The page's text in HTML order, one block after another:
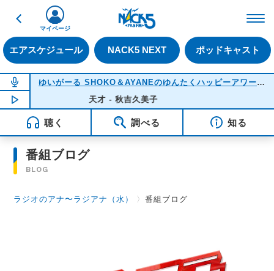
戻る
エアスケジュール NACK5 NEXT ポッドキャスト
マイページ
NOW ON AIR ゆいがーる SHOKO＆AYANEのゆんたくハッピーアワー
NOW PLAYING21:51
天才 - 秋吉久美子
聴く 調べる 知る
番組ブログ
BLOG
ラジオのアナ〜ラジアナ（水） 〉番組ブログ